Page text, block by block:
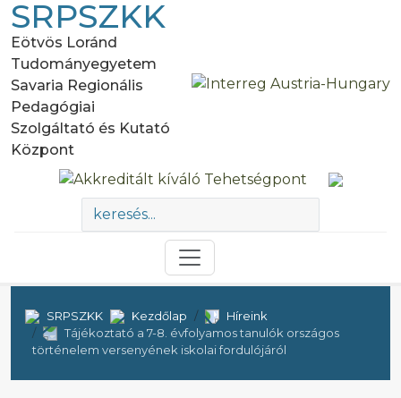
SRPSZKK
Eötvös Loránd
Tudományegyetem
Savaria Regionális
Pedagógiai
Szolgáltató és Kutató
Központ
SRPSZKK Kezdőlap
Híreink
Tájékoztató a 7-8. évfolyamos tanulók országos
történelem versenyének iskolai fordulójáról